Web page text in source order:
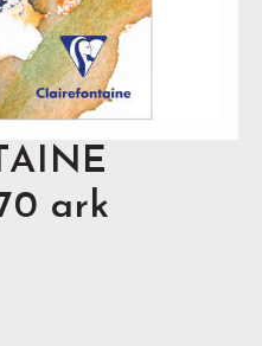
ark